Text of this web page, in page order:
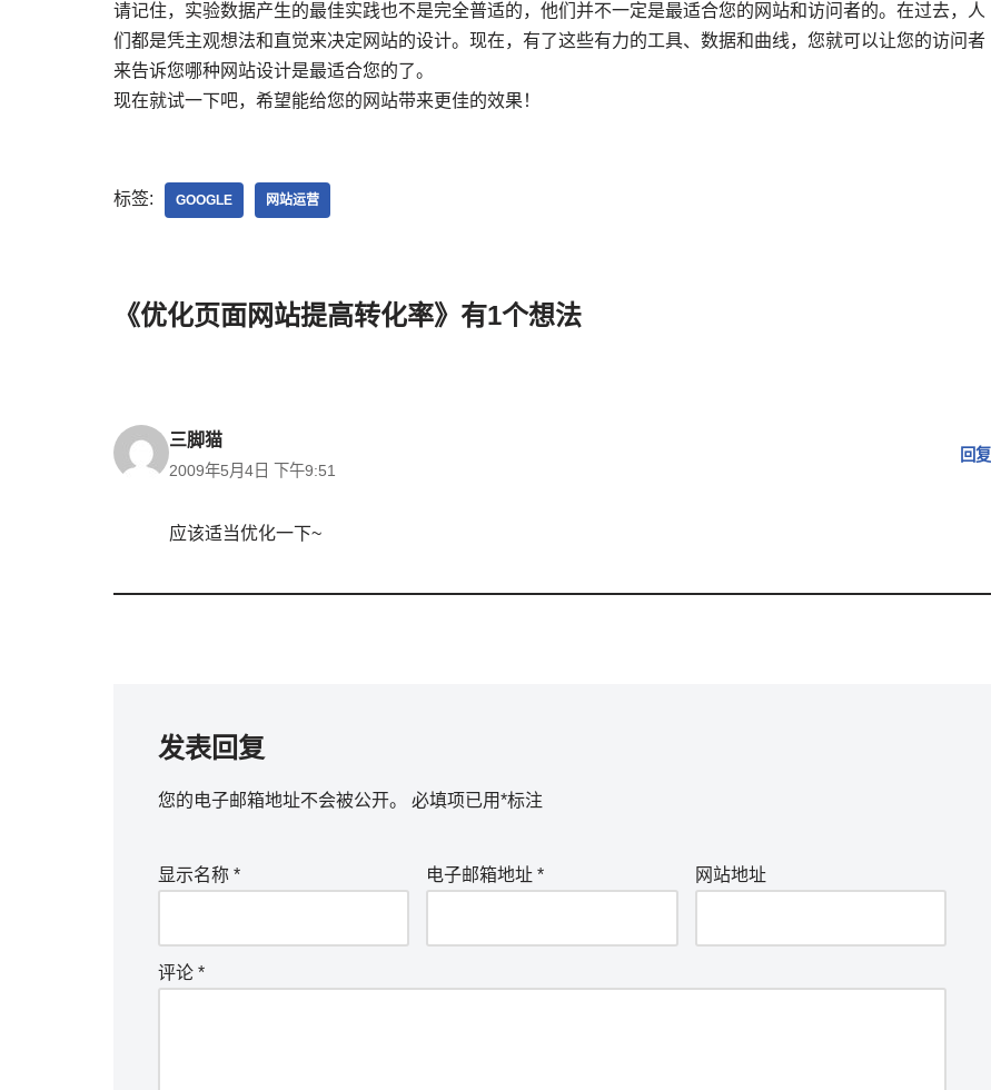
请记住，实验数据产生的最佳实践也不是完全普适的，他们并不一定是最适合您的网站和访问者的。在过去，人
们都是凭主观想法和直觉来决定网站的设计。现在，有了这些有力的工具、数据和曲线，您就可以让您的访问者
来告诉您哪种网站设计是最适合您的了。
现在就试一下吧，希望能给您的网站带来更佳的效果！
标签: GOOGLE 网站运营
《优化页面网站提高转化率》有1个想法
三脚猫
2009年5月4日 下午9:51
回复
应该适当优化一下~
发表回复
您的电子邮箱地址不会被公开。 必填项已用*标注
显示名称 * 电子邮箱地址* 网站地址
评论 *